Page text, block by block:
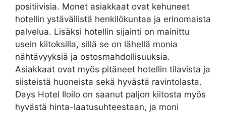
positiivisia. Monet asiakkaat ovat kehuneet
hotellin ystävällistä henkilökuntaa ja erinomaista
palvelua. Lisäksi hotellin sijainti on mainittu
usein kiitoksilla, sillä se on lähellä monia
nähtävyyksiä ja ostosmahdollisuuksia.
Asiakkaat ovat myös pitäneet hotellin tilavista ja
siisteistä huoneista sekä hyvästä ravintolasta.
Days Hotel Iloilo on saanut paljon kiitosta myös
hyvästä hinta-laatusuhteestaan, ja moni